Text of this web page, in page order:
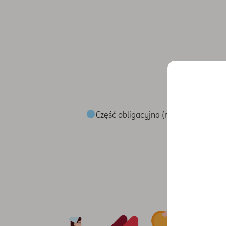
Część obligacyjna (np. fundusze
Część akcyjna (np. fundusze akcji i inne